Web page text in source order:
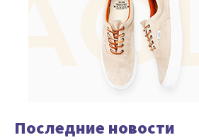
Последние новости